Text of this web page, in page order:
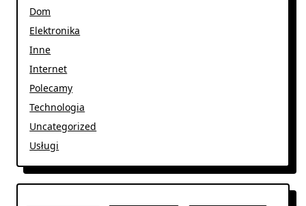
Dom
Elektronika
Inne
Internet
Polecamy
Technologia
Uncategorized
Usługi